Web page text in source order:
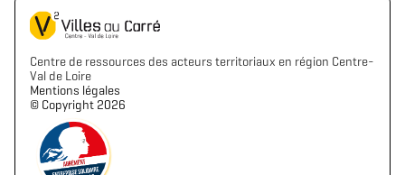
Centre de ressources des acteurs territoriaux en région Centre-
Val de Loire
Mentions légales
©️ Copyright 2026